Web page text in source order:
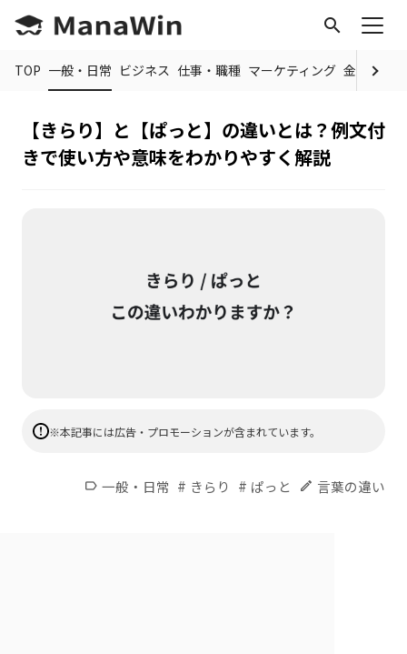
search
TOP 一般・日常 ビジネス 仕事・職種 マーケティング 金融 制度
【きらり】と【ぱっと】の違いとは？例文付
きで使い方や意味をわかりやすく解説
※本記事には広告・プロモーションが含まれています。
label 一般・日常 # きらり # ぱっと edit 言葉の違い